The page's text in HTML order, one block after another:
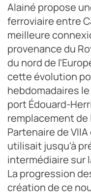
Alainé propose
ferroviaire entre
meilleure
provenance du
du nord de
cette évolution
hebdomadaires
port Édouard-
remplacement
Partenaire de
utilisait jusqu'à
intermédiaire sur
La progression
création de ce